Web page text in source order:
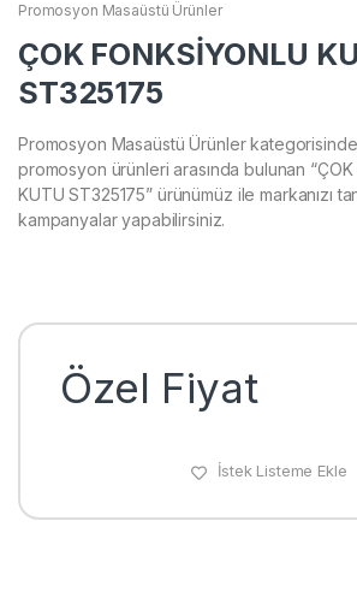
Promosyon Masaüstü Ürünler
ÇOK FONKSİYONLU
ST325175
Promosyon Masaüstü Ürünler
promosyon ürünleri arasında bulunan “ÇOK
KUTU ST325175” ürünümüz ile markanızı
kampanyalar yapabilirsiniz.
Özel Fiyat
İstek Listeme Ekle